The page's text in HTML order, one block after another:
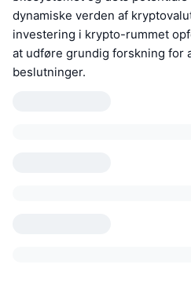
dynamiske verden af
investering i krypto-rummet
at udføre grundig forskning
beslutninger.